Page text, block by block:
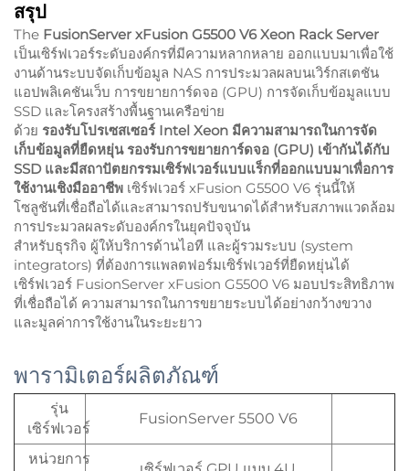
สรุป
The FusionServer xFusion G5500 V6 Xeon Rack Server
เป็นเซิร์ฟเวอร์ระดับองค์กรที่มีความหลากหลาย ออกแบบมาเพื่อใช้
งานด้านระบบจัดเก็บข้อมูล NAS การประมวลผลบนเวิร์กสเตชัน
แอปพลิเคชันเว็บ การขยายการ์ดจอ (GPU) การจัดเก็บข้อมูลแบบ
SSD และโครงสร้างพื้นฐานเครือข่าย
ด้วย รองรับโปรเซสเซอร์ Intel Xeon มีความสามารถในการจัด
เก็บข้อมูลที่ยืดหยุ่น รองรับการขยายการ์ดจอ (GPU) เข้ากันได้กับ
SSD และมีสถาปัตยกรรมเซิร์ฟเวอร์แบบแร็กที่ออกแบบมาเพื่อการ
ใช้งานเชิงมืออาชีพ เซิร์ฟเวอร์ xFusion G5500 V6 รุ่นนี้ให้
โซลูชันที่เชื่อถือได้และสามารถปรับขนาดได้สำหรับสภาพแวดล้อม
การประมวลผลระดับองค์กรในยุคปัจจุบัน
สำหรับธุรกิจ ผู้ให้บริการด้านไอที และผู้รวมระบบ (system
integrators) ที่ต้องการแพลตฟอร์มเซิร์ฟเวอร์ที่ยืดหยุ่นได้
เซิร์ฟเวอร์ FusionServer xFusion G5500 V6 มอบประสิทธิภาพ
ที่เชื่อถือได้ ความสามารถในการขยายระบบได้อย่างกว้างขวาง
และมูลค่าการใช้งานในระยะยาว
พารามิเตอร์ผลิตภัณฑ์
รุ่น
เซิร์ฟเวอร์
FusionServer 5500 V6
หน่วยการ